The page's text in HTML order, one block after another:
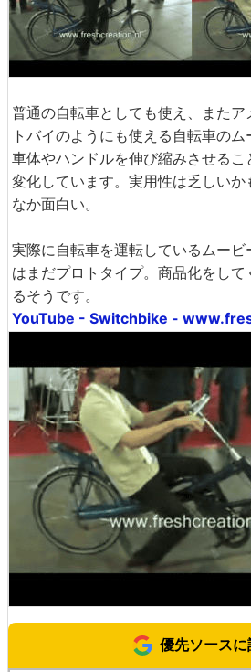
普通の自転車としても使え、また
トバイのようにも使える自転車の
車体やハンドルを伸び縮みさせる
変化しています。実用性は乏しい
なか面白い。
実際に自転車を運転しているムー
はまだプロトタイプ。商品化をし
るそうです。
YouTube - Switchbike -
優先ソースに